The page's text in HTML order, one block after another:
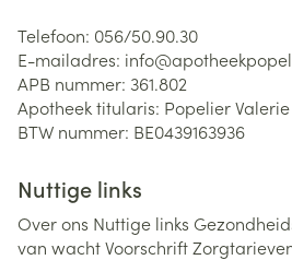
Telefoon: 056/50.90.30
E-mailadres: info@
APB nummer: 361.802
Apotheek titularis: Popelier Valerie
BTW nummer: BE0439163936
Nuttige links
Over ons Nuttige links
van wachtVoorschrift